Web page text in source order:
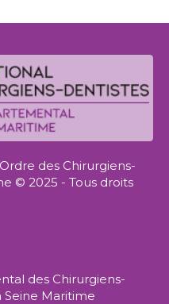
des Chirurgiens-
© 2025 - Tous droits
des Chirurgiens-
Seine Maritime